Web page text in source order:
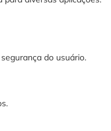
do usuário.